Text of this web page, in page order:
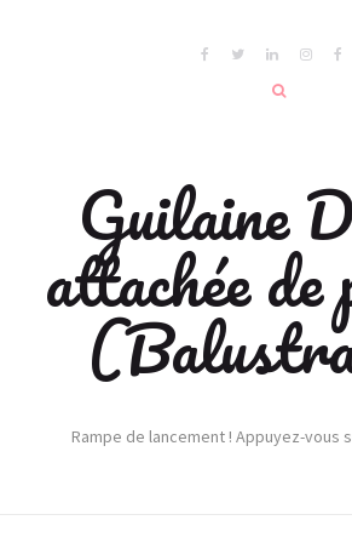
Guilaine
attachée de
Rampe de lancement ! Appuyez-vous